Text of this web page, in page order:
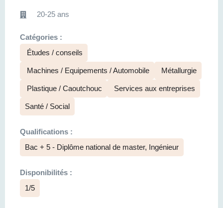
20-25 ans
Catégories :
Études / conseils
Machines / Equipements / Automobile Métallurgie
Plastique / Caoutchouc Services aux entreprises
Santé / Social
Qualifications :
Bac + 5 - Diplôme national de master, Ingénieur
Disponibilités :
1/5